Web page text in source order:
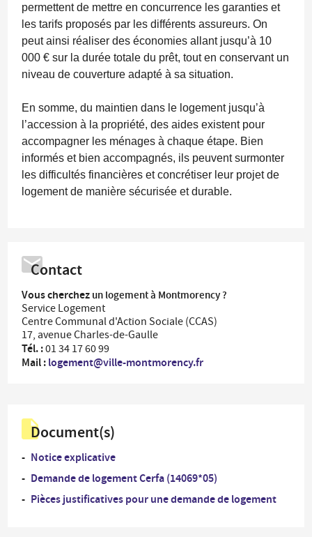
permettent de mettre en concurrence les garanties et
les tarifs proposés par les différents assureurs. On
peut ainsi réaliser deséconomies allant jusqu’à 10
000 € sur la durée totale du prêt, tout en conservant un
niveau de couverture adapté à sa situation.
En somme, du maintien dans le logement jusqu’à
l’accession à la propriété, des aides existent pour
accompagner les ménages à chaque étape. Bien
informés et bien accompagnés, ils peuvent surmonter
les difficultés financières et concrétiser leur projet de
logement de manière sécurisée et durable.
Contact
Vous cherchez un logement à Montmorency ?
Service Logement
Centre Communal d'Action Sociale (CCAS)
17, avenue Charles-de-Gaulle
Tél. :01 34 17 60 99
Mail :logement@ville-montmorency.fr
Document(s)
Notice explicative
Demande de logement Cerfa (14069*05)
Pièces justificatives pour une demande de logement